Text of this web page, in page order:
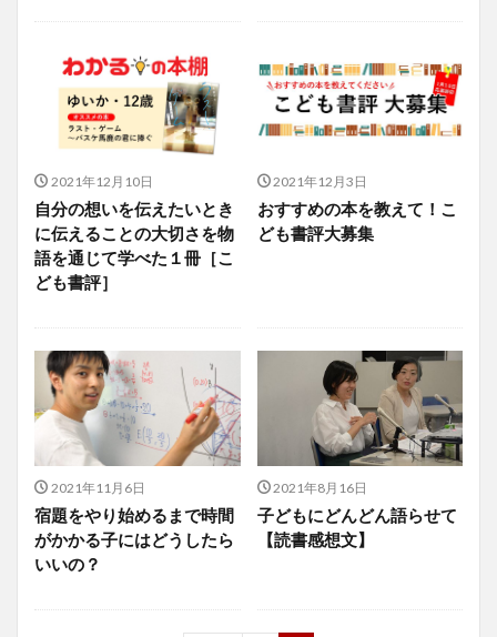
2021年12月10日
自分の想いを伝えたいとき
に伝えることの大切さを物
語を通じて学べた１冊［こ
ども書評］
2021年12月3日
おすすめの本を教えて！こ
ども書評大募集
2021年11月6日
宿題をやり始めるまで時間
がかかる子にはどうしたら
いいの？
2021年8月16日
子どもにどんどん語らせて
【読書感想文】